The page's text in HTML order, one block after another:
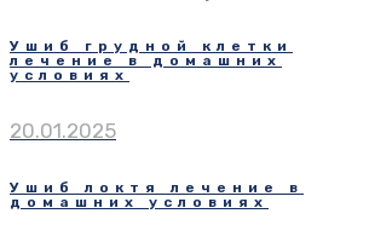
Ушиб грудной клетки
лечение в домашних
условиях
20.01.2025
Ушиб локтя лечение в
домашних условиях